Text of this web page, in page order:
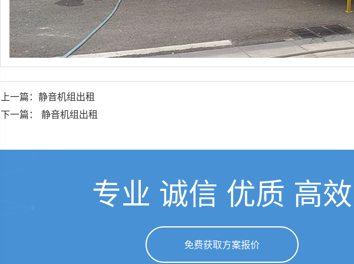
上一篇：静音机组出租
下一篇： 静音机组出租
专业 诚信 优质 高效
免费获取方案报价